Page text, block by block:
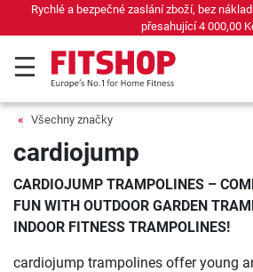
zboží, bez nákladů na dopravu v hodnotě
Všechny značky
cardiojump
CARDIOJUMP TRAMPOLINES –
FUN WITH OUTDOOR GARDEN
INDOOR FITNESS TRAMPOLINES!
cardiojump trampolines offer young